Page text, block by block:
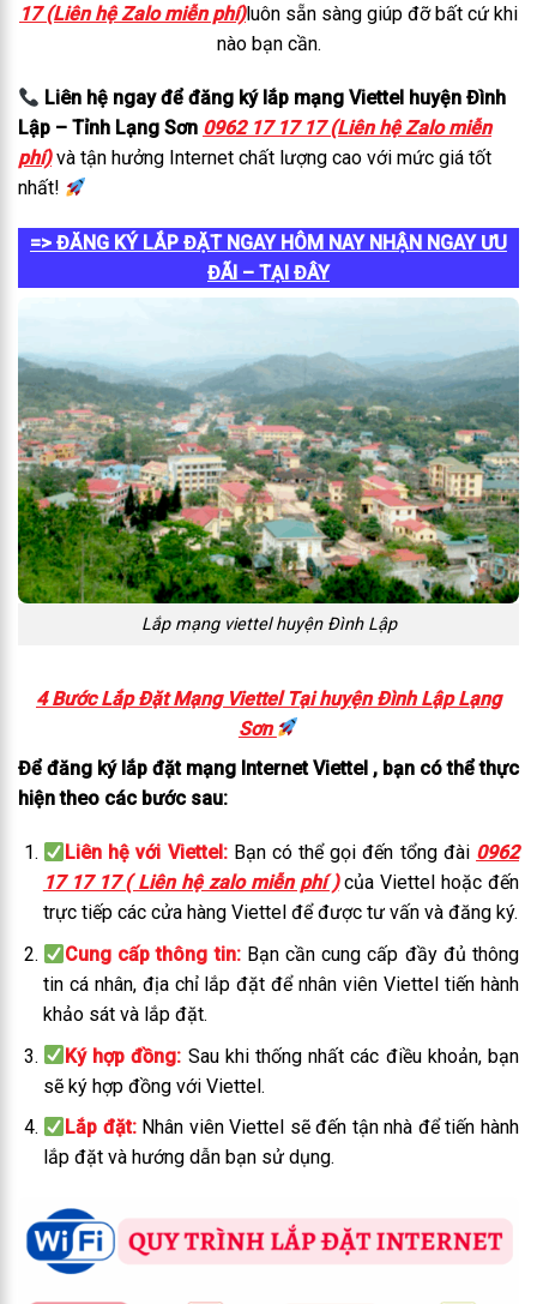
17 (Liên hệ Zalo miễn phí)luôn sẵn sàng giúp đỡ bất cứ khi
nào bạn cần.
Liên hệ ngay để đăng ký lắp mạng Viettel huyện Đình
Lập – Tỉnh Lạng Sơn 0962 17 17 17 (Liên hệ Zalo miễn
phí)và tận hưởng Internet chất lượng cao với mức giá tốt
nhất!
=> ĐĂNG KÝ LẮP ĐẶT NGAY HÔM NAY NHẬN NGAY ƯU
ĐÃI – TẠI ĐÂY
Lắp mạng viettel huyện Đình Lập
4 Bước Lắp Đặt Mạng Viettel Tại huyện Đình Lập Lạng
Sơn
Để đăng ký lắp đặt mạng Internet Viettel , bạn có thể thực
hiện theo các bước sau:
Liên hệ với Viettel: Bạn có thể gọi đến tổng đài 0962
17 17 17 ( Liên hệ zalo miễn phí ) của Viettel hoặc đến
trực tiếp các cửa hàng Viettel để được tư vấn và đăng ký.
Cung cấp thông tin: Bạn cần cung cấp đầy đủ thông
tin cá nhân, địa chỉ lắp đặt để nhân viên Viettel tiến hành
khảo sát và lắp đặt.
Ký hợp đồng: Sau khi thống nhất các điều khoản, bạn
sẽ ký hợp đồng với Viettel.
Lắp đặt: Nhân viên Viettel sẽ đến tận nhà để tiến hành
lắp đặt và hướng dẫn bạn sử dụng.